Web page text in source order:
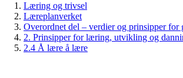
Læring og trivsel
Læreplanverket
Overordnet del – verdier og prinsipper
2. Prinsipper for læring, utvikling og
2.4 Å lære å lære